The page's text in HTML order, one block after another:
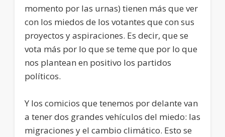
momento por las urnas) tienen más que ver
con los miedos de los votantes que con sus
proyectos y aspiraciones. Es decir, que se
vota más por lo que se teme que por lo que
nos plantean en positivo los partidos
políticos.
Y los comicios que tenemos por delante van
a tener dos grandes vehículos del miedo: las
migraciones y el cambio climático. Esto se